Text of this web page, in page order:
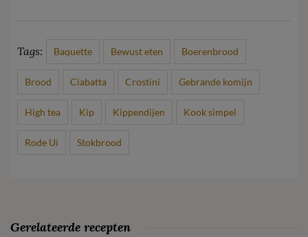
Tags: Baquette Bewust eten Boerenbrood
Brood Ciabatta Crostini Gebrande komijn
High tea Kip Kippendijen Kook simpel
Rode Ui Stokbrood
Gerelateerde recepten